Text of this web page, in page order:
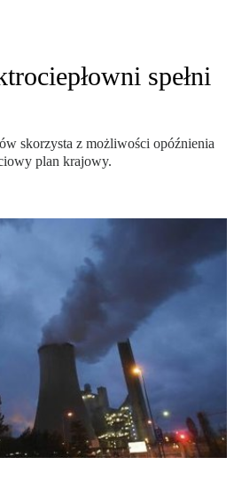
spełni
skorzysta z możliwości opóźnienia
plan krajowy.